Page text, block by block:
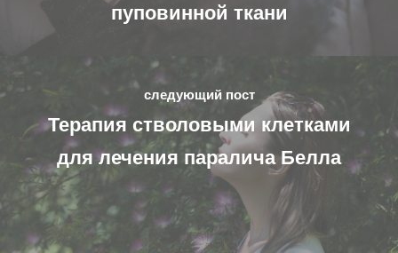
пуповинной ткани
следующий пост
Терапия стволовыми клетками
для лечения паралича Белла